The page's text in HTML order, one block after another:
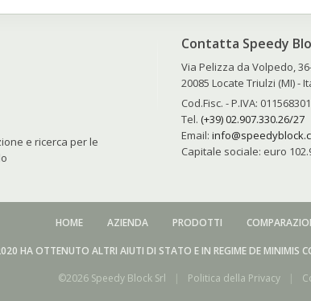
e ricerca per le
Contatta Speedy
Via Pelizza da Volpedo,
20085 Locate Triulzi (MI) -
Cod.Fisc. - P.IVA:
Tel. (+39) 02.907.330.26/27
Email:
Capitale sociale: euro
HOME AZIENDA PRODOTTI
HA OTTENUTO ALTRI AIUTI DI STATO E IN REGIME DE
©2026 Speedy Block Srl
| Politica della Privacy |